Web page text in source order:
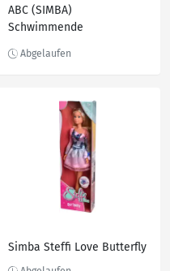
ABC (SIMBA)
Schwimmende
Simba Steffi Love Butterfly